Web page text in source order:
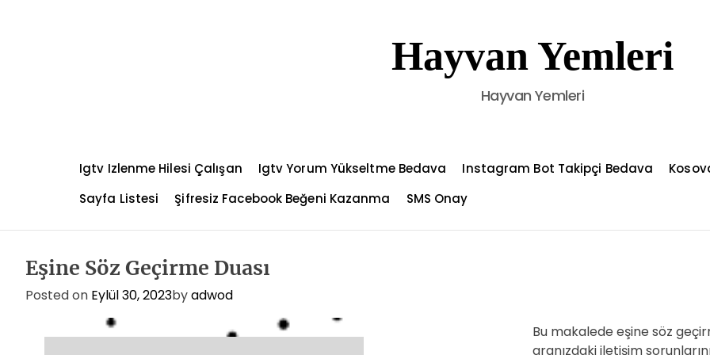
t
Hayvan Yemleri
Hayvan Yemleri
Igtv Izlenme Hilesi Çalışan Igtv Yorum Yükseltme Bedava Instagram Bot Takipçi Bedava
Sayfa Listesi
Şifresiz Facebook Beğeni Kazanma SMS Onay
Eşine Söz Geçirme Duası
Posted on Eylül 30, 2023byadwod
Bu makalede eşine söz
aranızdaki iletişim